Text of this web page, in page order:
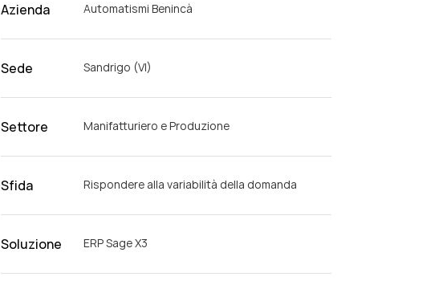
Azienda Automatismi Benincà
Sede Sandrigo (VI)
Settore Manifatturiero e Produzione
Sfida Rispondere alla variabilità della domanda
Soluzione ERP Sage X3